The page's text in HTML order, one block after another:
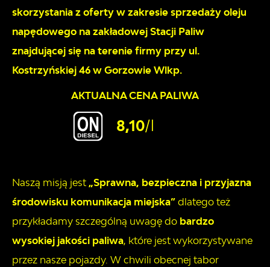
skorzystania z oferty w zakresie sprzedaży oleju
napędowego na zakładowej Stacji Paliw
znajdującej się na terenie firmy przy ul.
Kostrzyńskiej 46 w Gorzowie Wlkp.
AKTUALNA CENA PALIWA
8,10/l
Naszą misją jest „Sprawna, bezpieczna i przyjazna
środowisku komunikacja miejska” dlatego też
przykładamy szczególną uwagę do bardzo
wysokiej jakości paliwa, które jest wykorzystywane
przez nasze pojazdy. W chwili obecnej tabor